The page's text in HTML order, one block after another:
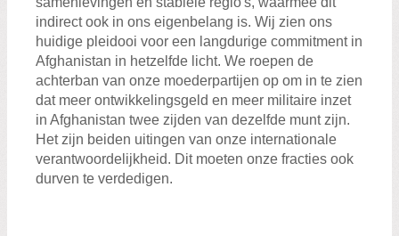
indirect ook in ons eigenbelang is. Wij zien ons
huidige pleidooi voor een langdurige commitment in
Afghanistan in hetzelfde licht. We roepen de
achterban van onze moederpartijen op om in te zien
dat meer ontwikkelingsgeld en meer militaire inzet
in Afghanistan twee zijden van dezelfde munt zijn.
Het zijn beiden uitingen van onze internationale
verantwoordelijkheid. Dit moeten onze fracties ook
durven te verdedigen.